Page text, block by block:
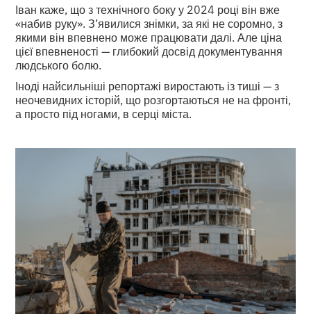
Іван каже, що з технічного боку у 2024 році він вже
«набив руку». З’явилися знімки, за які не соромно, з
якими він впевнено може працювати далі. Але ціна
цієї впевненості — глибокий досвід документування
людського болю.
Іноді найсильніші репортажі виростають із тиші — з
неочевидних історій, що розгортаються не на фронті,
а просто під ногами, в серці міста.